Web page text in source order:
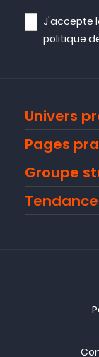
J'accepte
politique
Univers
Pages
Groupe